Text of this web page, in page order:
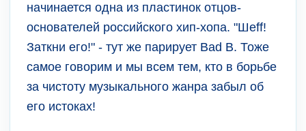
начинается одна из пластинок отцов-
основателей российского хип-хопа. "Шеff!
Заткни его!" - тут же парирует Bad B. Тоже
самое говорим и мы всем тем, кто в борьбе
за чистоту музыкального жанра забыл об
его истоках!